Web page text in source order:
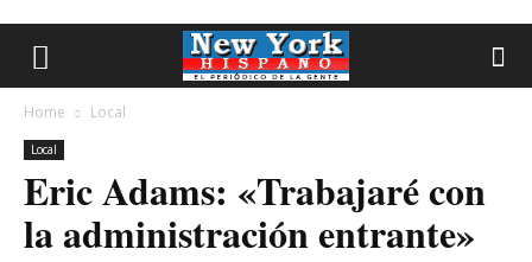
Home Local
Local
Eric Adams: «Trabajaré con
la administración entrante»